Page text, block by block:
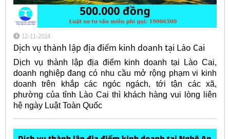
12-11-2024
Dịch vụ thành lập địa điểm kinh doanh tại Lào Cai
Dịch vụ thành lập địa điểm kinh doanh tại Lào Cai,
doanh nghiệp đang có nhu cầu mở rộng phạm vi kinh
doanh trên khắp các ngóc ngách, tới tận các xã,
phường của tỉnh Lào Cai thì khách hàng vui lòng liên
hệ ngày Luật Toàn Quốc